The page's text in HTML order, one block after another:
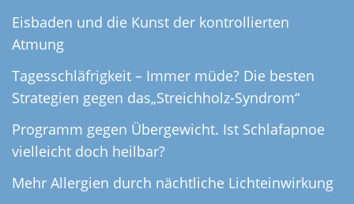
Eisbaden und die Kunst der kontrollierten
Atmung
Tagesschläfrigkeit – Immer müde? Die besten
Strategien gegen das„Streichholz-Syndrom“
Programm gegen Übergewicht. Ist Schlafapnoe
vielleicht doch heilbar?
Mehr Allergien durch nächtliche Lichteinwirkung